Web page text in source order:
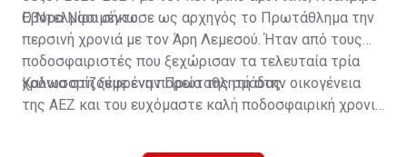
Έβορα Νασιμέντο.
Ο Ντελμίρο σήκωσε ως αρχηγός το Πρωτάθλημα την
περσινή χρονιά με τον Άρη Λεμεσού. Ήταν από τους
ποδοσφαιριστές που ξεχώρισαν τα τελευταία τρία
χρόνια στη ξέφρενη πορεία της ομάδας.
Καλωσορίζουμε έναν Πρωταθλητή στην οικογένεια
της ΑΕΖ και του ευχόμαστε καλή ποδοσφαιρική χρονιά